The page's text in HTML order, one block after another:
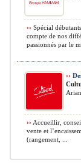
›› Spécial
compte de nos
passionnés par le
››
›› Accueillir,
vente et
(rangement, ...